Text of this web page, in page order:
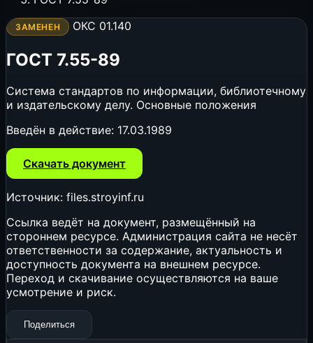
ЗАМЕНЕН ОКС 01.140
ГОСТ 7.55-89
Система стандартов по информации, библиотечному
и издательскому делу. Основные положения
Введён в действие: 17.03.1989
Скачать документ
Источник: files.stroyinf.ru
Ссылка ведёт на документ, размещённый на
стороннем ресурсе. Администрация сайта не несёт
ответственности за содержание, актуальность и
доступность документа на внешнем ресурсе.
Переход и скачивание осуществляются на ваше
усмотрение и риск.
Поделиться